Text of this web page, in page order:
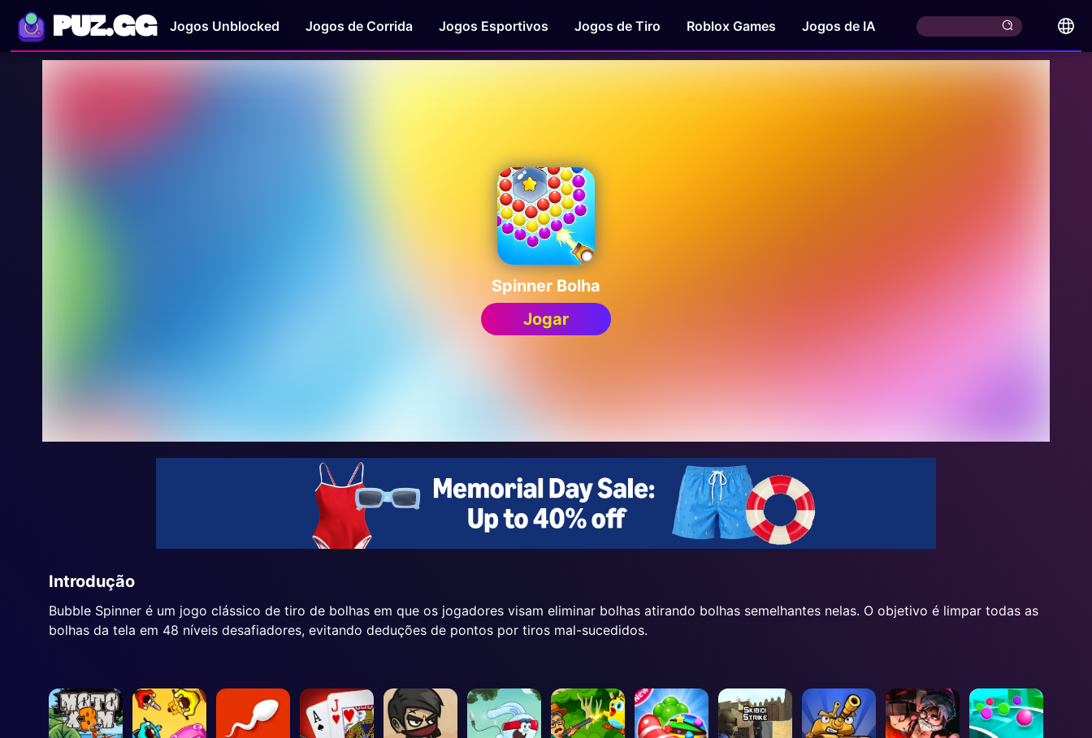
PUZ.GG Jogos Unblocked Jogos de Corrida Jogos Esportivos Jogos de Tiro Roblox Games Jogos de IA
Spinner Bolha
Jogar
Introdução
Bubble Spinner é um jogo clássico de tiro de bolhas em que os jogadores visam eliminar bolhas atirando bolhas semelhantes nelas. O objetivo é limpar todas as
bolhas da tela em 48 níveis desafiadores, evitando deduções de pontos por tiros mal-sucedidos.